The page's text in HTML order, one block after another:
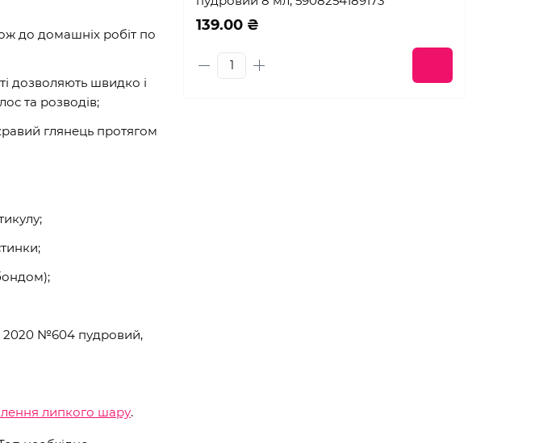
до домашніх робіт по
дозволяють швидко і
та розводів;
глянець протягом
2020 №604 пудровий,
липкого шару.
139.00 ₴